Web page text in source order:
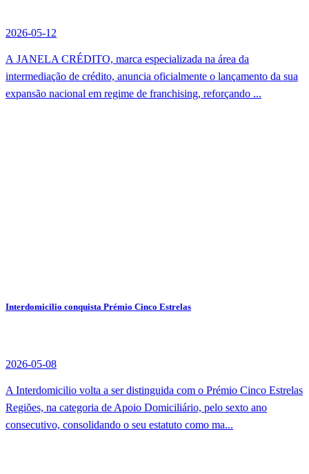
2026-05-12
A JANELA CRÉDITO, marca especializada na área da
intermediação de crédito, anuncia oficialmente o lançamento da sua
expansão nacional em regime de franchising, reforçando ...
Interdomicilio conquista Prémio Cinco Estrelas
2026-05-08
A Interdomicilio volta a ser distinguida com o Prémio Cinco Estrelas
Regiões, na categoria de Apoio Domiciliário, pelo sexto ano
consecutivo, consolidando o seu estatuto como ma...